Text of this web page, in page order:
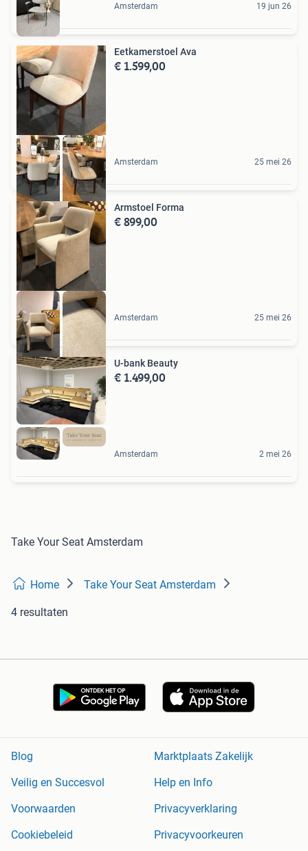
Amsterdam 19 jun 26
Eetkamerstoel Ava
€ 1.599,00
Amsterdam 25 mei 26
Armstoel Forma
€ 899,00
Amsterdam 25 mei 26
U-bank Beauty
€ 1.499,00
Amsterdam 2 mei 26
Take Your Seat Amsterdam
Home Take Your Seat Amsterdam
4 resultaten
Blog
Marktplaats Zakelijk
Veilig en Succesvol
Help en Info
Voorwaarden
Privacyverklaring
Cookiebeleid
Privacyvoorkeuren